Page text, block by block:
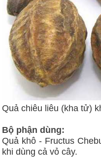
Quả chiêu liêu (kha tử)
Bộ phận dùng:
Quả khô - Fructus
khi dùng cả vỏ cây.